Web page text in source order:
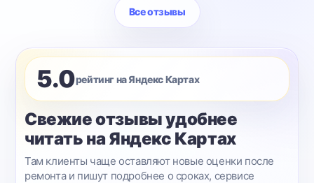
Все отзывы
5.0рейтинг на Яндекс Картах
Свежие отзывы удобнее
читать на Яндекс Картах
Там клиенты чаще оставляют новые оценки после
ремонта и пишут подробнее о сроках, сервисе